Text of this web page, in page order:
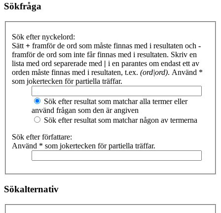
Sökfråga
Sök efter nyckelord:
Sätt + framför de ord som måste finnas med i resultaten och -
framför de ord som inte får finnas med i resultaten. Skriv en
lista med ord separerade med | i en parantes om endast ett av
orden måste finnas med i resultaten, t.ex. (ord|ord). Använd *
som jokertecken för partiella träffar.
Sök efter resultat som matchar alla termer eller
använd frågan som den är angiven
Sök efter resultat som matchar någon av termerna
Sök efter författare:
Använd * som jokertecken för partiella träffar.
Sökalternativ